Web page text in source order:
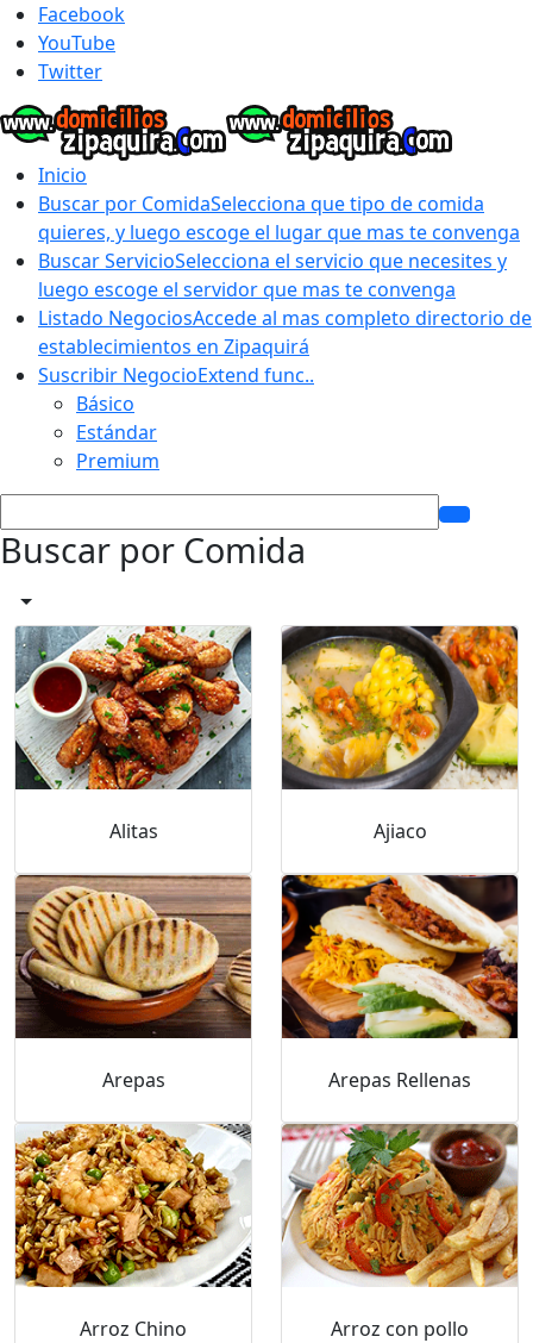
Facebook
YouTube
Twitter
Inicio
Buscar por ComidaSelecciona que tipo de comida
quieres, y luego escoge el lugar que mas te convenga
Buscar ServicioSelecciona el servicio que necesites y
luego escoge el servidor que mas te convenga
Listado NegociosAccede al mas completo directorio de
establecimientos en Zipaquirá
Suscribir NegocioExtend func..
Básico
Estándar
Premium
Buscar por Comida
Alitas Ajiaco
Arepas Arepas Rellenas
Arroz Chino Arroz con pollo